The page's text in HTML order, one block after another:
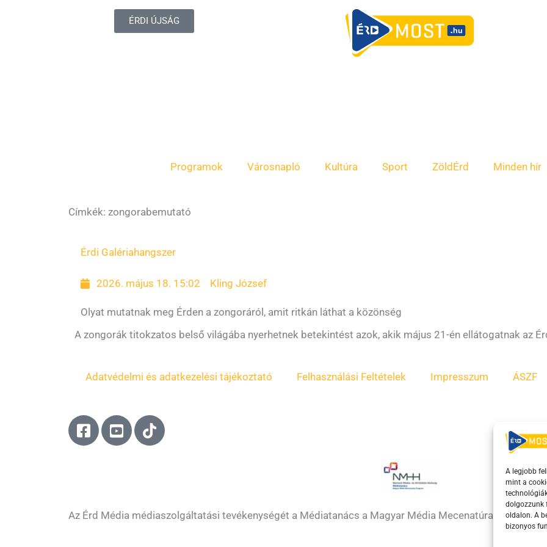
A legjobb
mint a
dolgozzunk
oldalon. A
bizonyos
ÉRDI ÚJSÁG
Programok Városnapló Kultúra Sport ZöldÉrd Minden hír
Címkék: zongorabemutató
Érdi Galériahangszer
2026. május 18. 15:02 Kling József
Olyat mutatnak meg Érden a zongoráról, amit ritkán láthat a közönség
A zongorák titokzatos belső világába nyerhetnek betekintést azok, akik május 21-én ellátogatnak az
Adatvédelmi és adatkezelési tájékoztató Felhasználási Feltételek Impresszum ÁSZF
F
a
o
Y
o
e
T
i
Az Érd Média médiaszolgáltatási tevékenységét a Médiatanács a Magyar Média Mecenatúra program